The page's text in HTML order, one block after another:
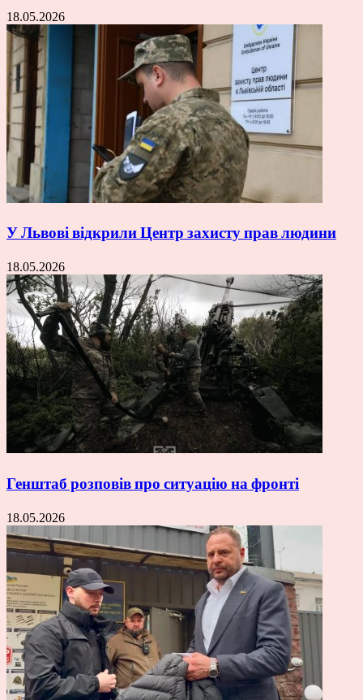
18.05.2026
У Львові відкрили Центр захисту прав людини
18.05.2026
Генштаб розповів про ситуацію на фронті
18.05.2026